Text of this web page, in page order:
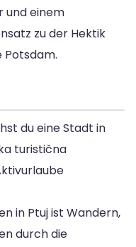
und einem
zu der Hektik
du eine Stadt in
turistična
in Ptuj ist Wandern,
durch die